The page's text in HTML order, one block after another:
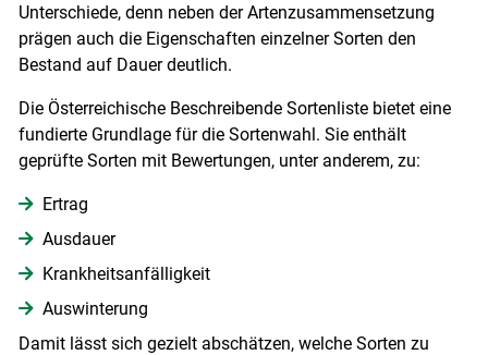
Skip to main content
Unterschiede, denn neben der Artenzusammensetzung
prägen auch die Eigenschaften einzelner Sorten den
Bestand auf Dauer deutlich.
Die Österreichische Beschreibende Sortenliste bietet eine
fundierte Grundlage für die Sortenwahl. Sie enthält
geprüfte Sorten mit Bewertungen, unter anderem, zu:
Ertrag
Ausdauer
Krankheitsanfälligkeit
Auswinterung
Damit lässt sich gezielt abschätzen, welche Sorten zu